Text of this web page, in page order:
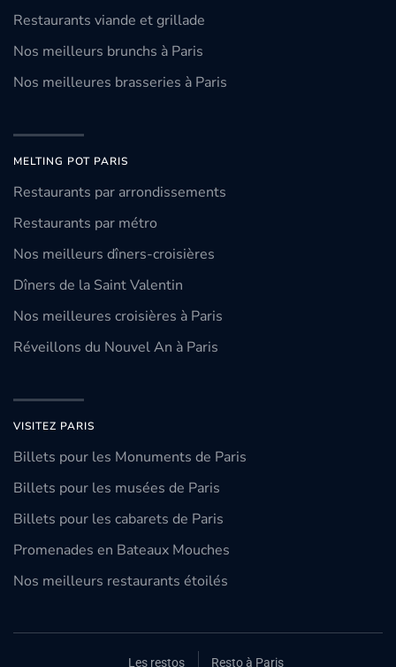
Restaurants viande et grillade
Nos meilleurs brunchs à Paris
Nos meilleures brasseries à Paris
MELTING POT PARIS
Restaurants par arrondissements
Restaurants par métro
Nos meilleurs dîners-croisières
Dîners de la Saint Valentin
Nos meilleures croisières à Paris
Réveillons du Nouvel An à Paris
VISITEZ PARIS
Billets pour les Monuments de Paris
Billets pour les musées de Paris
Billets pour les cabarets de Paris
Promenades en Bateaux Mouches
Nos meilleurs restaurants étoilés
Les restos Resto à Paris